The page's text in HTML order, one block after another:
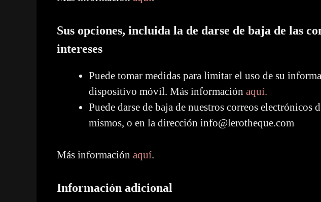
Sus opciones, incluida la de darse de baja de las
intereses
Puede tomar medidas para limitar el uso de su
dispositivo móvil. Más información aquí.
Puede darse de baja de nuestros correos
mismos, o en la dirección info@lerotheque.com
Más información aquí.
Información adicional